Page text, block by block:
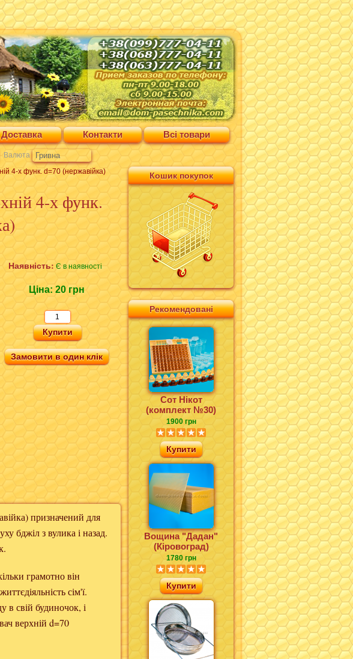
Валюта Гривна
Доставка Контакти Всі товари
Кошик покупок
Рекомендовані
Сот Нікот
(комплект №30)
1900 грн
Купити
Вощина "Дадан"
(Кіровоград)
1780 грн
Купити
4-х функ. d=70 (нержавійка)
4-х функ.
Наявність: Є в наявності
Ціна: 20 грн
Замовити в один клік
призначений для
бджіл з вулика і назад.
грамотно він
сім'ї.
в свій будиночок, і
верхній d=70